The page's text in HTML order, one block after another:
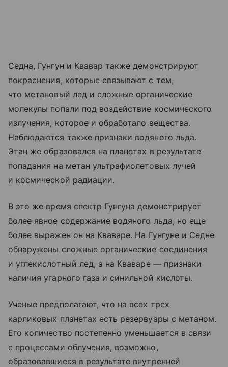
Седна, Гунгун и Квавар также демонстрируют
покраснения, которые связывают с тем,
что метановый лед и сложные органические
молекулы попали под воздействие космического
излучения, которое и обработало вещества.
Наблюдаются также признаки водяного льда.
Этан же образовался на планетах в результате
попадания на метан ультрафиолетовых лучей
и космической радиации.
В это же время спектр Гунгуна демонстрирует
более явное содержание водяного льда, но еще
более выражен он на Кваваре. На Гунгуне и Седне
обнаружены сложные органические соединения
и углекислотный лед, а на Кваваре — признаки
наличия угарного газа и синильной кислоты.
Ученые предполагают, что на всех трех
карликовых планетах есть резервуары с метаном.
Его количество постепенно уменьшается в связи
с процессами облучения, возможно,
образовавшиеся в результате внутренней